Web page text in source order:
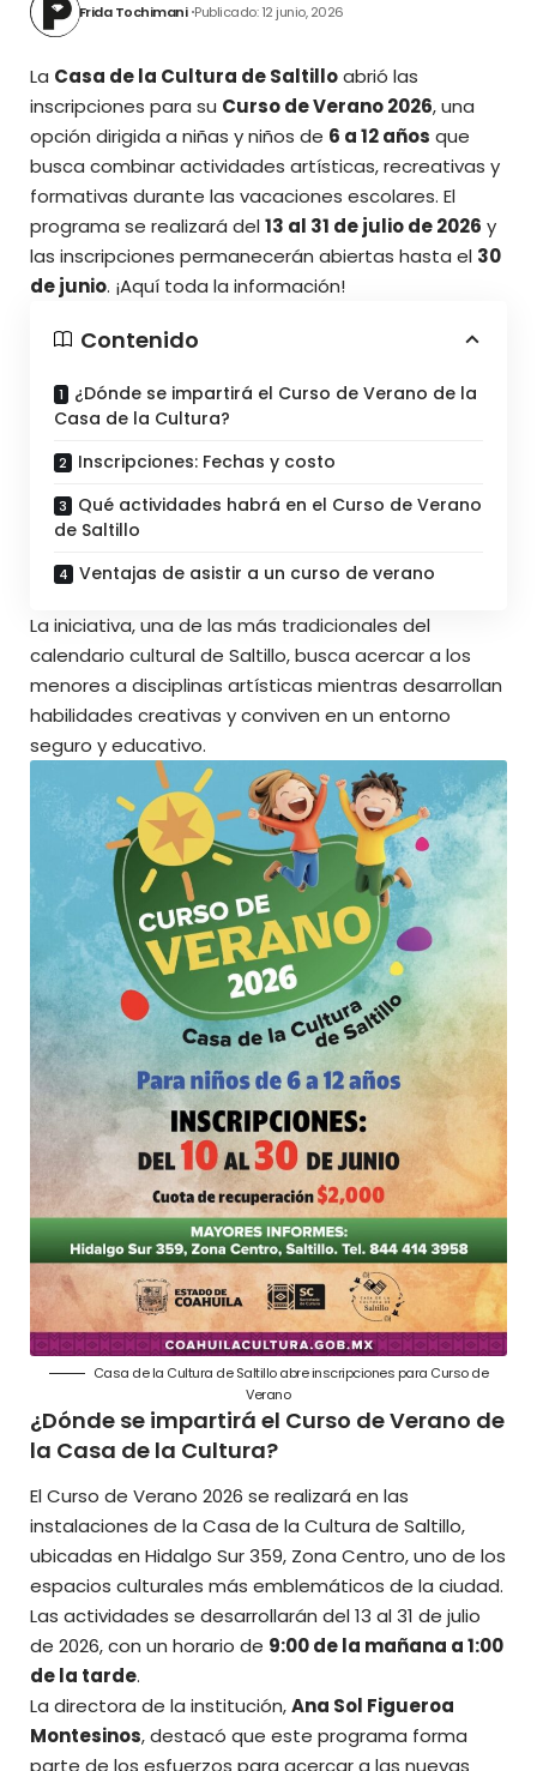
Frida Tochimani Publicado: 12 junio, 2026
La Casa de la Cultura de Saltilloabrió las
inscripciones para su Curso de Verano 2026, una
opción dirigida a niñas y niños de 6 a 12 años que
busca combinar actividades artísticas, recreativas y
formativas durante las vacaciones escolares. El
programa se realizará del13 al 31 de julio de 2026 y
las inscripciones permanecerán abiertas hasta el 30
de junio. ¡Aquí toda la información!
Contenido
¿Dónde se impartirá el Curso de Verano de la
Casa de la Cultura?
Inscripciones: Fechas y costo
Qué actividades habrá en el Curso de Verano
de Saltillo
Ventajas de asistir a un curso de verano
La iniciativa, una de las más tradicionales del
calendario cultural de Saltillo, busca acercar a los
menores a disciplinas artísticas mientras desarrollan
habilidades creativas y conviven en un entorno
seguro y educativo.
Casa de la Cultura de Saltillo abre inscripciones para Curso de
Verano
¿Dónde se impartirá el Curso de Verano de
la Casa de la Cultura?
El Curso de Verano 2026 se realizará en las
instalaciones de la Casa de la Cultura de Saltillo,
ubicadas en Hidalgo Sur 359, Zona Centro, uno de los
espacios culturales más emblemáticos de la ciudad.
Las actividades se desarrollarán del 13 al 31 de julio
de 2026, con un horario de 9:00 de la mañana a 1:00
de la tarde.
La directora de la institución,Ana Sol Figueroa
Montesinos, destacó que este programa forma
parte de los esfuerzos para acercar a las nuevas